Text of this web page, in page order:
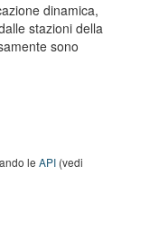
dinamica,
stazioni della
sono
le API (vedi